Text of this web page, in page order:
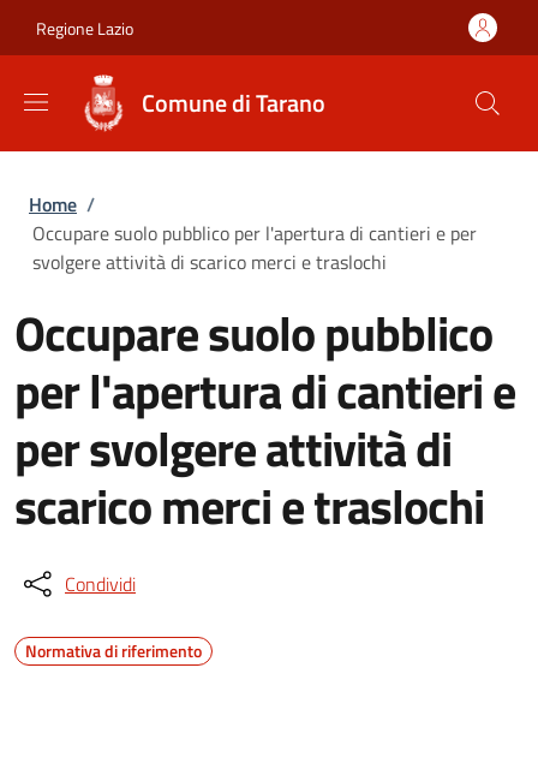
Regione Lazio
Comune di Tarano
Briciole di pane
Home /
Occupare suolo pubblico per l'apertura di cantieri e per
svolgere attività di scarico merci e traslochi
Occupare suolo pubblico
per l'apertura di cantieri e
per svolgere attività di
scarico merci e traslochi
Condividi
Normativa di riferimento